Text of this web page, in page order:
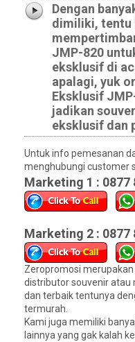
Dengan
dimiliki, tentu
JMP-820
eksklusif di
apalagi, yuk
Eksklusif
jadikan
eksklusif dan
Untuk info pemesanan
menghubungi customer
Marketing 1 : 0877
Marketing 2 : 0877
Zeropromosi
distributor souvenir atau
dan terbaik tentunya
termurah.
Kami juga memiliki
lainnya yang gak kalah